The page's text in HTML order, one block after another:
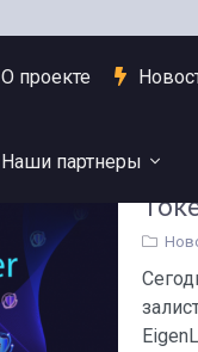
О проекте
Наши партнеры